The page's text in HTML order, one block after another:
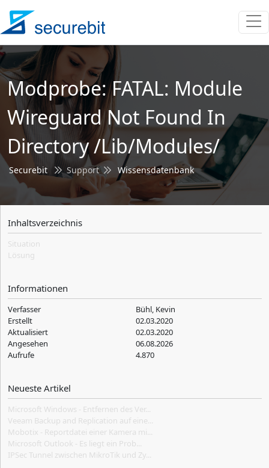
Modprobe: FATAL: Module
Wireguard Not Found In
Directory /lib/modules/
Securebit Support Wissensdatenbank
Inhaltsverzeichnis
Situation
Lösung
Informationen
Verfasser
Bühl, Kevin
Erstellt
02.03.2020
Aktualisiert
02.03.2020
Angesehen
06.08.2026
Aufrufe
4.870
Neueste Artikel
Microsoft Windows - Entfernen des Ver...
Veeam Backup and Replication auf eine...
Mobotix - Reportdatei einer Kamera mi...
Microsoft Outlook - Es liegt ein Prob...
IPSec Tunnel zwischen MikroTik und Zy...